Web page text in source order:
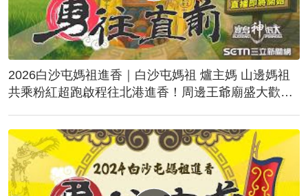
2026白沙屯媽祖進香｜白沙屯媽祖 爐主媽 山邊媽祖
共乘粉紅超跑啟程往北港進香！周邊王爺廟盛大歡